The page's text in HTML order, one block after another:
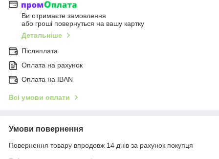
Ви отримаєте замовлення
або гроші повернуться на вашу картку
Детальніше
Післяплата
Оплата на рахунок
Оплата на IBAN
Всі умови оплати
Умови повернення
Повернення товару впродовж 14 днів за рахунок покупця